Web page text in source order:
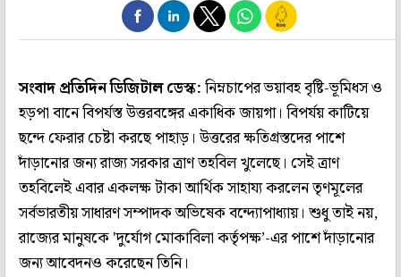
সংবাদ প্রতিদিন ডিজিটাল ডেস্ক:নিম্নচাপের ভয়াবহ বৃষ্টি-ভূমিধস ও
হড়পা বানে বিপর্যস্ত উত্তরবঙ্গের একাধিক জায়গা। বিপর্যয় কাটিয়ে
ছন্দে ফেরার চেষ্টা করছে পাহাড়। উত্তরের ক্ষতিগ্রস্তদের পাশে
দাঁড়ানোর জন্য রাজ্য সরকার ত্রাণ তহবিল খুলেছে। সেই ত্রাণ
তহবিলেই এবার একলক্ষ টাকা আর্থিক সাহায্য করলেন তৃণমূলের
সর্বভারতীয় সাধারণ সম্পাদক অভিষেক বন্দ্যোপাধ্যায়। শুধু তাই নয়,
রাজ্যের মানুষকে 'দুর্যোগ মোকাবিলা কর্তৃপক্ষ’-এর পাশে দাঁড়ানোর
জন্য আবেদনও করেছেন তিনি।